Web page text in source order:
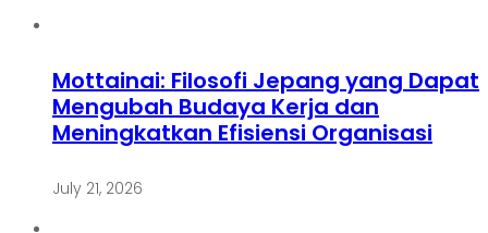
Mottainai: Filosofi Jepang yang Dapat
Mengubah Budaya Kerja dan
Meningkatkan Efisiensi Organisasi
July 21, 2026